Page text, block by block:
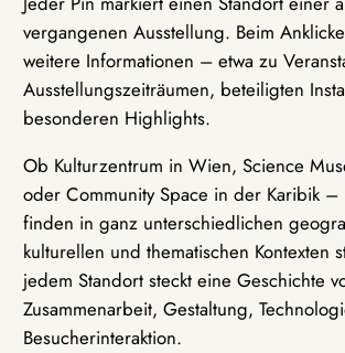
vergangenen Ausstellung. Beim
weitere Informationen – etwa zu
Ausstellungszeiträumen, beteiligten
besonderen Highlights.
Ob Kulturzentrum in Wien, Science
oder Community Space in der Karibik –
finden in ganz unterschiedlichen
kulturellen und thematischen Kontexten
jedem Standort steckt eine Geschichte
Zusammenarbeit, Gestaltung,
Besucherinteraktion.